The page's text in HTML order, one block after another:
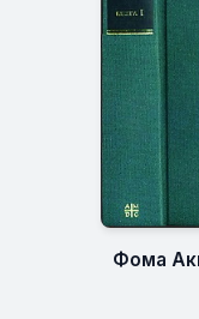
Фома